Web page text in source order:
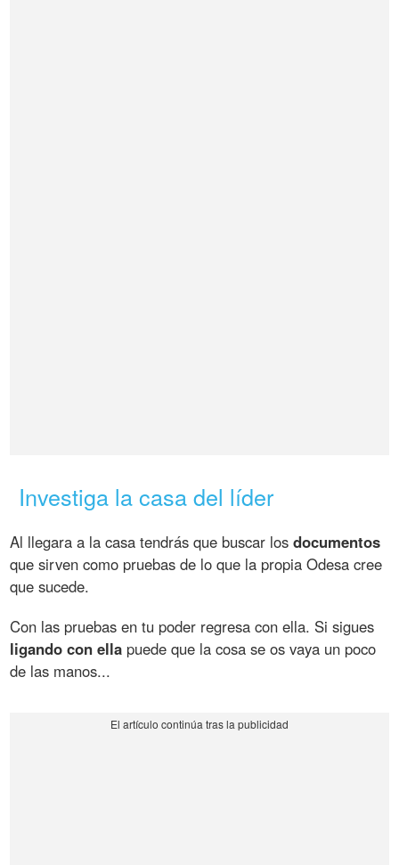
Investiga la casa del líder
Al llegara a la casa tendrás que buscar losdocumentos
que sirven como pruebas de lo que la propia Odesa cree
que sucede.
Con las pruebas en tu poder regresa con ella. Si sigues
ligando con ella puede que la cosa se os vaya un poco
de las manos...